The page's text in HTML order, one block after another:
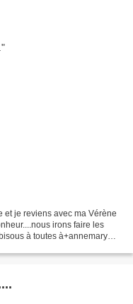
je reviens avec ma Vérène
irons faire les
à toutes à+annemary